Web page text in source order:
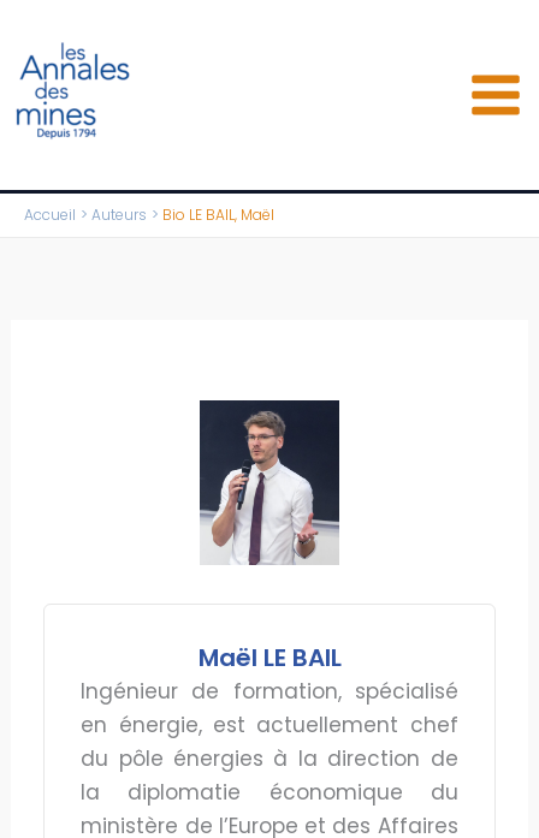
contenu
Accueil Auteurs Bio LE BAIL, Maël
Maël LE BAIL
Ingénieur de formation, spécialisé
en énergie, est actuellement chef
du pôle énergies à la direction de
la diplomatie économique du
ministère de l’Europe et des Affaires